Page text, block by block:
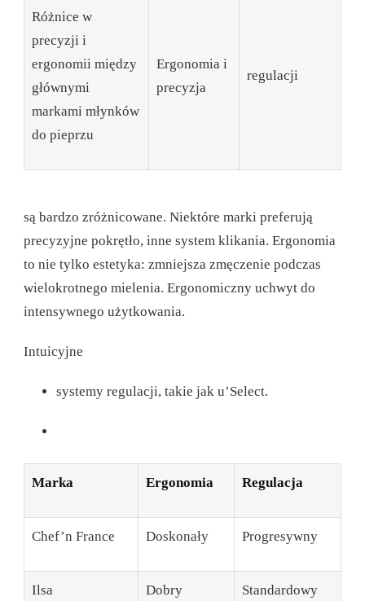
Różnice w
precyzji i
ergonomii między
głównymi
markami młynków
do pieprzu
Ergonomia i
precyzja
regulacji
są bardzo zróżnicowane. Niektóre marki preferują
precyzyjne pokrętło, inne system klikania. Ergonomia
to nie tylko estetyka: zmniejsza zmęczenie podczas
wielokrotnego mielenia. Ergonomiczny uchwyt do
intensywnego użytkowania.
Intuicyjne
systemy regulacji, takie jak u’Select.
Marka Ergonomia Regulacja
Chef’n France Doskonały Progresywny
Ilsa Dobry Standardowy